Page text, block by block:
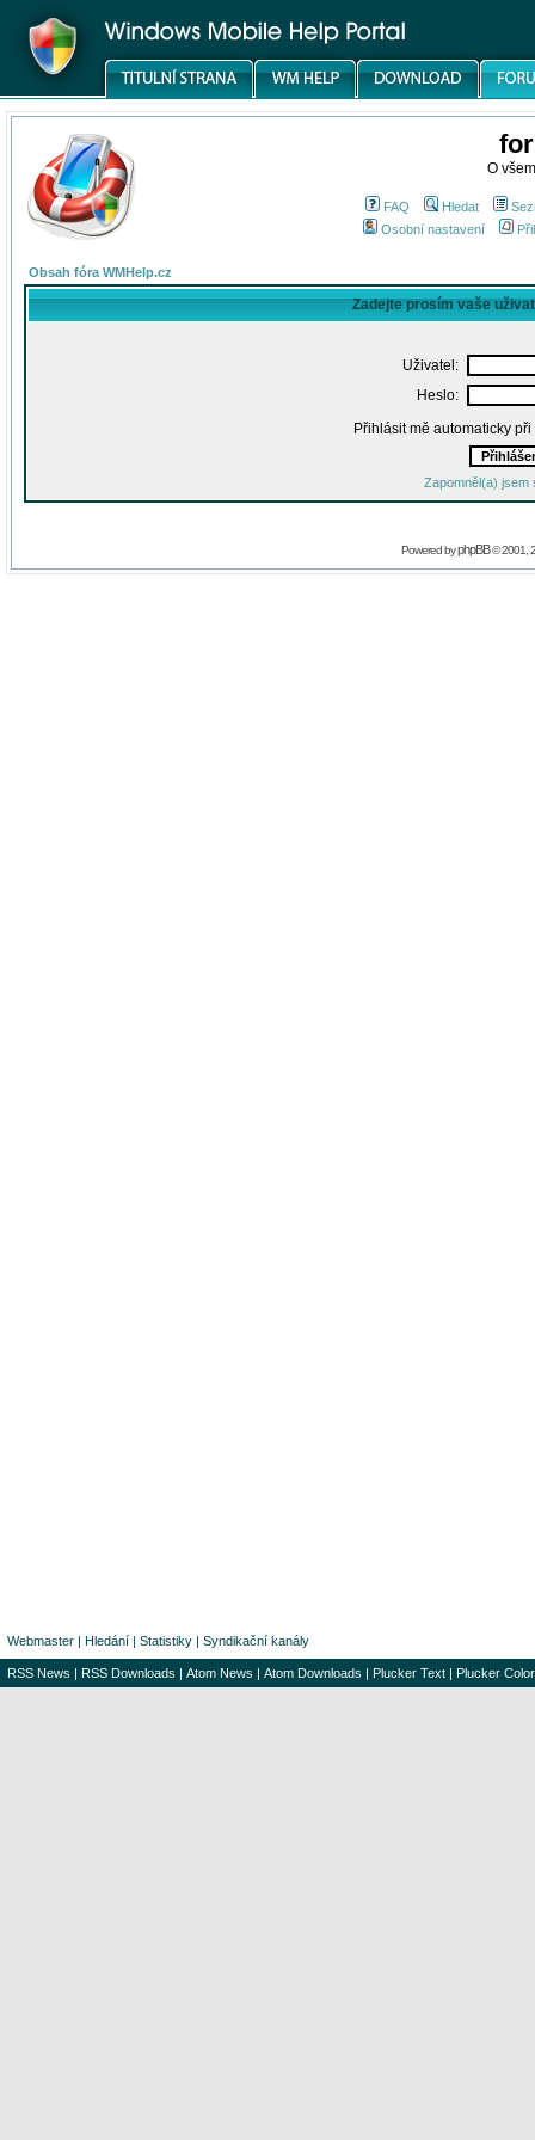
O
FAQ Hledat
Osobní nastavení
Obsah fóra WMHelp.cz
Zadejte prosím vaše
Uživatel:
Heslo:
Přihlásit mě automaticky
Zapomněl(a) jsem
Powered byphpBB© 2001,
Webmaster | Hledání | Statistiky | Syndikační kanály
RSS News | RSS Downloads | Atom News | Atom Downloads | Plucker Text | Plucker Color